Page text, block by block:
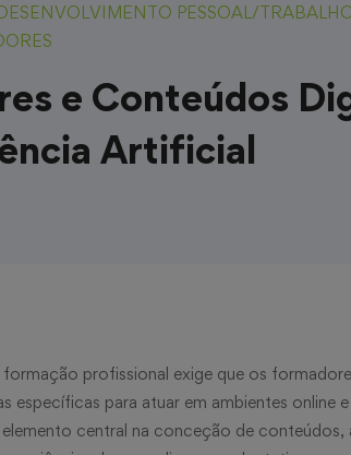
PESSOAL/
e Conteúdos
Artificial
profissional exige que os
específicas para atuar em ambientes online
central na conceção de